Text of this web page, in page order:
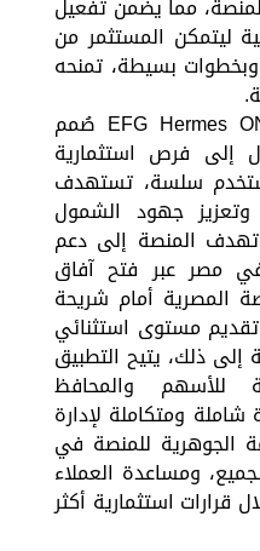
مما يضمن تفعيل
ليتمكن المستثمر من
وبخطوات بسيطة، تمنحه
جدير بالذكر أن تطبيق EFG Hermes ONE صُمم
إلى فرص استثمارية
سلسة، تستهدف
وتعزيز جهود الشمول
المنصة إلى دعم
مصر عبر فتح آفاق
المصرية أمام شريحة
مستوى استثنائي
إلى ذلك، يتيح التطبيق
للأسهم والمحافظ
شاملة ومتكاملة لإدارة
الجوهرية للمنصة في
ومساعدة العملاء
استثمارية أكثر